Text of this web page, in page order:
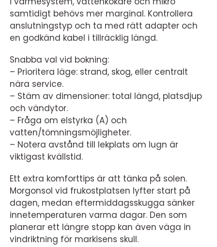
samtidigt behövs mer marginal. Kontrollera
anslutningstyp och ta med rätt adapter och
en godkänd kabel i tillräcklig längd.
Snabba val vid bokning:
– Prioritera läge: strand, skog, eller centralt
nära service.
– Stäm av dimensioner: total längd, platsdjup
och vändytor.
– Fråga om elstyrka (A) och
vatten/tömningsmöjligheter.
– Notera avstånd till lekplats om lugn är
viktigast kvällstid.
Ett extra komforttips är att tänka på solen.
Morgonsol vid frukostplatsen lyfter start på
dagen, medan eftermiddagsskugga sänker
innetemperaturen varma dagar. Den som
planerar ett längre stopp kan även väga in
vindriktning för markisens skull.